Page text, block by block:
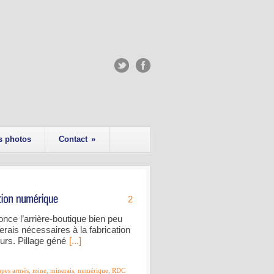
photos Contact »
2
l’arrière-boutique bien peu
nécessaires à la fabrication
Pillage géné [...]
armés mine minerais numérique RDC